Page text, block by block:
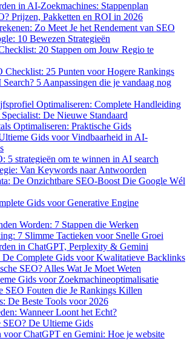
in AI-Zoekmachines: Stappenplan
Prijzen, Pakketten en ROI in 2026
Zo Meet Je het Rendement van SEO
10 Bewezen Strategieën
20 Stappen om Jouw Regio te
Checklist: 25 Punten voor Hogere Rankings
5 Aanpassingen die je vandaag nog
Optimaliseren: Complete Handleiding
De Nieuwe Standaard
Optimaliseren: Praktische Gids
Gids voor Vindbaarheid in AI-
5 strategieën om te winnen in AI search
Van Keywords naar Antwoorden
De Onzichtbare SEO-Boost Die Google Wél
Gids voor Generative Engine
Worden: 7 Stappen die Werken
7 Slimme Tactieken voor Snelle Groei
in ChatGPT, Perplexity & Gemini
Complete Gids voor Kwalitatieve Backlinks
SEO? Alles Wat Je Moet Weten
Gids voor Zoekmachineoptimalisatie
SEO Fouten die Je Rankings Killen
De Beste Tools voor 2026
Wanneer Loont het Echt?
SEO? De Ultieme Gids
voor ChatGPT en Gemini: Hoe je website